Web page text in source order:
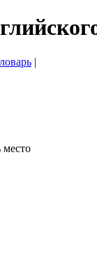
|
место